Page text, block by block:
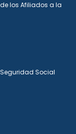
los Afiliados a la
Social